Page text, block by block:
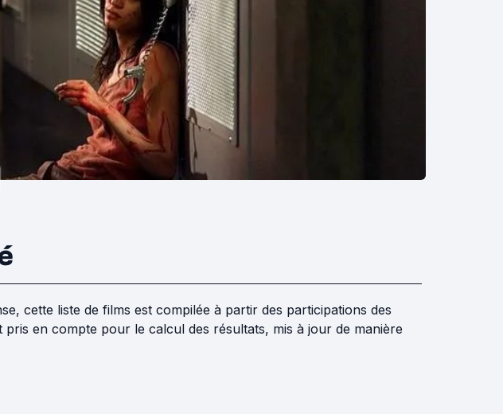
cette liste de films est compilée à partir des participations des
en compte pour le calcul des résultats, mis à jour de manière